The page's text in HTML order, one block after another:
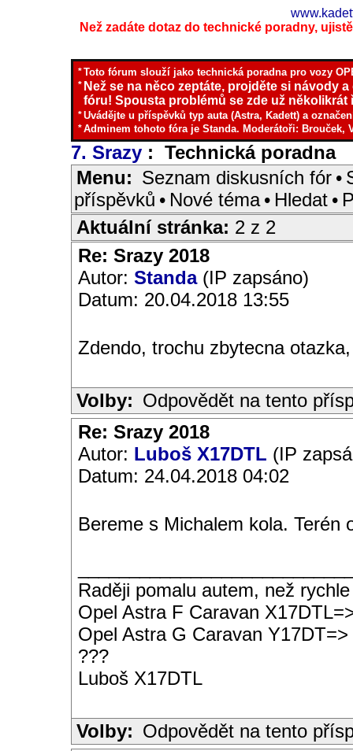
Než zadáte dotaz do technické poradny,
*Toto fórum slouží jako technická poradna pro vozy
* Než se na něco zeptáte, projděte si návody
fóru! Spousta problémů se zde už několikrát
*Uvádějte u příspěvků typ auta (Astra, Kadett) a
*Adminem tohoto fóra je Standa. Moderátoři: Brouček,
7. Srazy : Technická poradna
Menu: Seznam diskusních fór •
příspěvků • Nové téma • Hledat •
Aktuální stránka: 2 z 2
Re: Srazy 2018
Autor: Standa(IP zapsáno)
Datum: 20.04.2018 13:55
Zdendo, trochu zbytecna
Volby: Odpovědět na tento
Re: Srazy 2018
Autor: Luboš X17DTL (IP
Datum: 24.04.2018 04:02
Bereme s Michalem kola.
Raději pomalu autem, než
Opel Astra F Caravan
Opel Astra G Caravan Y17DT=>
???
Luboš X17DTL
Volby: Odpovědět na tento